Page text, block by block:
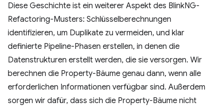
Diese Geschichte ist ein weiterer Aspekt des BlinkNG-
Refactoring-Musters: Schlüsselberechnungen
identifizieren, um Duplikate zu vermeiden, und klar
definierte Pipeline-Phasen erstellen, in denen die
Datenstrukturen erstellt werden, die sie versorgen. Wir
berechnen die Property-Bäume genau dann, wenn alle
erforderlichen Informationen verfügbar sind. Außerdem
sorgen wir dafür, dass sich die Property-Bäume nicht